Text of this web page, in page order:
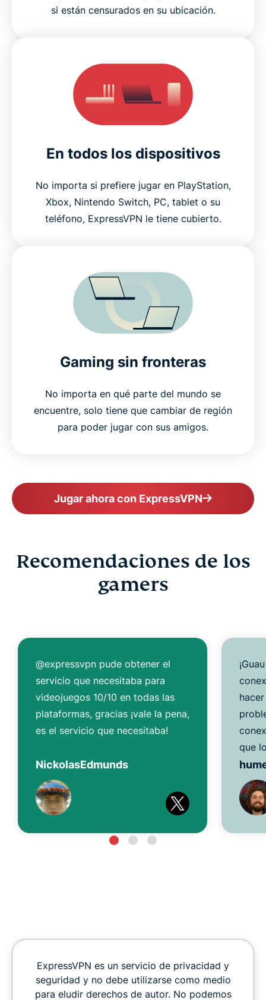
si están censurados en su ubicación.
En todos los dispositivos
No importa si prefiere jugar en PlayStation,
Xbox, Nintendo Switch, PC, tablet o su
teléfono, ExpressVPN le tiene cubierto.
Gaming sin fronteras
No importa en qué parte del mundo se
encuentre, solo tiene que cambiar de región
para poder jugar con sus amigos.
Jugar ahora con ExpressVPN
Recomendaciones de los
gamers
@expressvpn pude obtener el
servicio que necesitaba para
videojuegos 10/10 en todas las
plataformas, gracias ¡vale la pena,
es el servicio que necesitaba!
NickolasEdmunds
que
ExpressVPN es un servicio de privacidad y
seguridad y no debe utilizarse como medio
para eludir derechos de autor. No podemos